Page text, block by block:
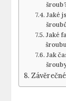
Jaké
Jaké
Jak